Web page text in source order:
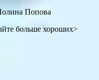
Попова
больше хороших>